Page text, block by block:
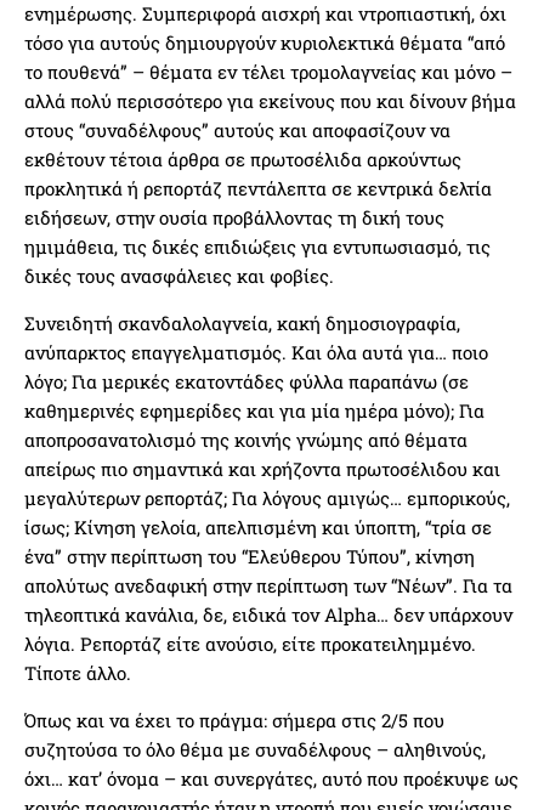
ενημέρωσης. Συμπεριφορά αισχρή και ντροπιαστική, όχι
τόσο για αυτούς δημιουργούν κυριολεκτικά θέματα “από
το πουθενά” – θέματα εν τέλει τρομολαγνείας και μόνο –
αλλά πολύ περισσότερο για εκείνους που και δίνουν βήμα
στους “συναδέλφους” αυτούς και αποφασίζουν να
εκθέτουν τέτοια άρθρα σε πρωτοσέλιδα αρκούντως
προκλητικά ή ρεπορτάζ πεντάλεπτα σε κεντρικά δελτία
ειδήσεων, στην ουσία προβάλλοντας τη δική τους
ημιμάθεια, τις δικές επιδιώξεις για εντυπωσιασμό, τις
δικές τους ανασφάλειες και φοβίες.
Συνειδητή σκανδαλολαγνεία, κακή δημοσιογραφία,
ανύπαρκτος επαγγελματισμός. Και όλα αυτά για… ποιο
λόγο; Για μερικές εκατοντάδες φύλλα παραπάνω (σε
καθημερινές εφημερίδες και για μία ημέρα μόνο); Για
αποπροσανατολισμό της κοινής γνώμης από θέματα
απείρως πιο σημαντικά και χρήζοντα πρωτοσέλιδου και
μεγαλύτερων ρεπορτάζ; Για λόγους αμιγώς… εμπορικούς,
ίσως; Κίνηση γελοία, απελπισμένη και ύποπτη, “τρία σε
ένα” στην περίπτωση του “Ελεύθερου Τύπου”, κίνηση
απολύτως ανεδαφική στην περίπτωση των “Νέων”. Για τα
τηλεοπτικά κανάλια, δε, ειδικά τον Alpha… δεν υπάρχουν
λόγια. Ρεπορτάζ είτε ανούσιο, είτε προκατειλημμένο.
Τίποτε άλλο.
Όπως και να έχει το πράγμα: σήμερα στις 2/5 που
συζητούσα το όλο θέμα με συναδέλφους – αληθινούς,
όχι… κατ’ όνομα – και συνεργάτες, αυτό που προέκυψε ως